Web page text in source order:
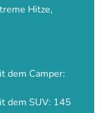
Hitze,
dem Camper:
dem SUV: 145